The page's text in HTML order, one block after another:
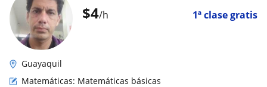
$4/h 1ª clase gratis
Guayaquil
Matemáticas: Matemáticas básicas